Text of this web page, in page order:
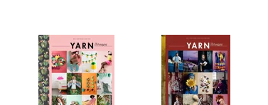
welke kleurcode bij welke bol hoort.
Had ook 3x 50 gram zwart besteld
maar door de andere bollen zitten
er nu verschillende kleuren vezels
in het zwart. Dat vind ik erg